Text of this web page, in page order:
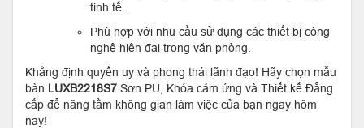
tinh tế.
Phù hợp với nhu cầu sử dụng các thiết bị công
nghệ hiện đại trong văn phòng.
Khẳng định quyền uy và phong thái lãnh đạo! Hãy chọn mẫu
bàn LUXB2218S7 Sơn PU, Khóa cảm ứng và Thiết kế Đẳng
cấp để nâng tầm không gian làm việc của bạn ngay hôm
nay!